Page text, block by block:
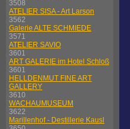
3508
ATELIER SISA - Art Larson
3562
Galerie ALTE SCHMIEDE
3571
ATELIER SAVIO
3601
ART GALERIE im Hotel Schloß
3601
HELLDENMUT FINE ART
GALLERY
3610
WACHAUMUSEUM
3622
Marillenhof - Destillerie Kausl